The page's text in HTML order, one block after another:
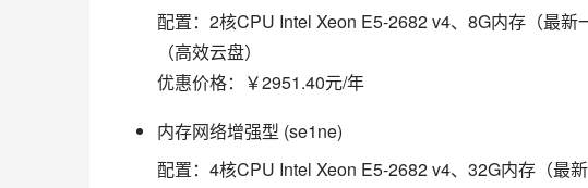
配置：2核CPU Intel Xeon E5-2682 v4、8G内存（最
（高效云盘）
优惠价格：￥2951.40元/年
内存网络增强型 (se1ne)
配置：4核CPU Intel Xeon E5-2682 v4、32G内存（最